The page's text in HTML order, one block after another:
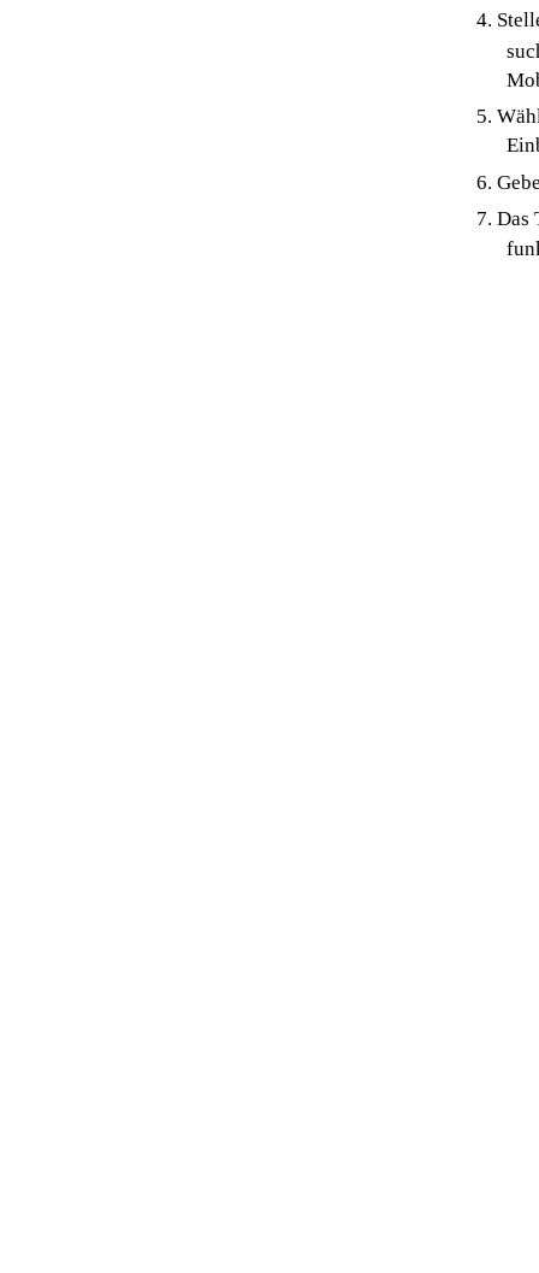
4.
5.
6.
7. Das